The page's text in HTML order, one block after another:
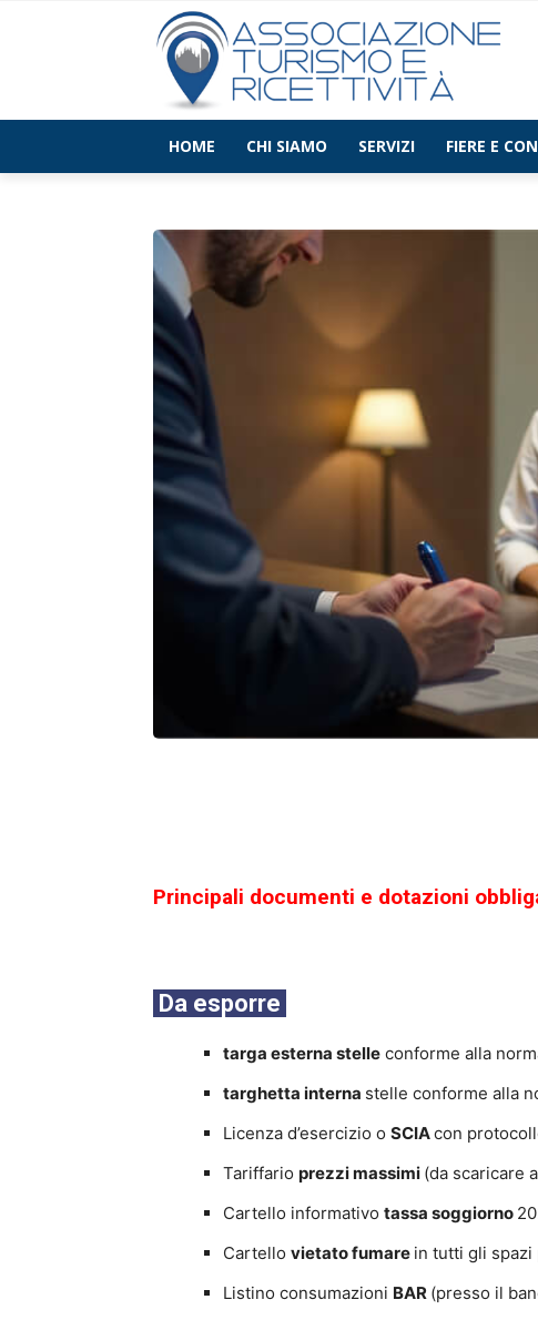
HOME CHI SIAMO SERVIZI FIERE E
Principali documenti e dotazioni
Da esporre
targa esterna stelle conforme alla
targhetta interna stelle conforme alla
Licenza d’esercizio o SCIAcon
Tariffario prezzi massimi (da scaricare
Cartello informativo tassa soggiorno
Cartello vietato fumare in tutti gli spazi
Listino consumazioni BAR (presso il